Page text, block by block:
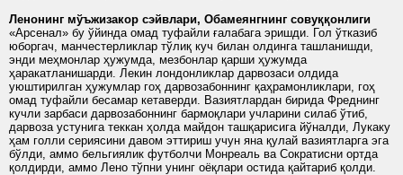
Ленонинг мўъжизакор сэйвлари, Обамеянгнинг совуққонлиги
«Арсенал» бу ўйинда омад туфайли ғалабага эришди. Гол ўтказиб
юборгач, манчестерликлар тўлиқ куч билан олдинга ташланишди,
энди меҳмонлар ҳужумда, мезбонлар қарши ҳужумда
ҳаракатланишарди. Лекин лондонликлар дарвозаси олдида
уюштирилган ҳужумлар гоҳ дарвозабоннинг қаҳрамонликлари, гоҳ
омад туфайли бесамар кетаверди. Вазиятлардан бирида Фреднинг
кучли зарбаси дарвозабоннинг бармоқлари учларини силаб ўтиб,
дарвоза устунига теккан ҳолда майдон ташқарисига йўналди, Лукаку
ҳам голли сериясини давом эттириш учун яна қулай вазиятларга эга
бўлди, аммо бельгиялик футболчи Монреаль ва Сократисни ортда
қолдирди, аммо Лено тўпни унинг оёқлари остида қайтариб қолди.